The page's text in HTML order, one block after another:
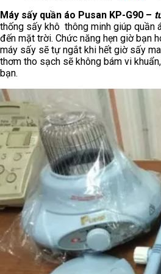
Máy sấy quần áo Pusan KP-G90 –
thống sấy khô thông minh giúp quần
đến mặt trời. Chức năng hẹn giờ bạn
máy sấy sẽ tự ngắt khi hết giờ sấy
thơm tho sạch sẽ không bám vi
bạn.